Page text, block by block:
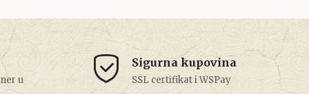
u
Sigurna kupovina
SSL certifikat i WSPay